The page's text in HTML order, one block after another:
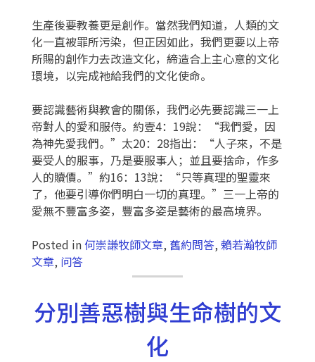
生產後要教養更是創作。當然我們知道，人類的文
化一直被罪所污染，但正因如此，我們更要以上帝
所賜的創作力去改造文化，締造合上主心意的文化
環境，以完成祂給我們的文化使命。
要認識藝術與教會的關係，我們必先要認識三一上
帝對人的愛和服侍。約壹4：19說：“我們愛，因
為神先愛我們。”太20：28指出：“人子來，不是
要受人的服事，乃是要服事人；並且要捨命，作多
人的贖價。”約16：13說：“只等真理的聖靈來
了，他要引導你們明白一切的真理。”三一上帝的
愛無不豐富多姿，豐富多姿是藝術的最高境界。
Posted in 何崇謙牧師文章, 舊約問答, 賴若瀚牧師
文章, 问答
分別善惡樹與生命樹的文
化